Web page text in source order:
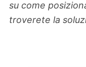
su come
troverete la